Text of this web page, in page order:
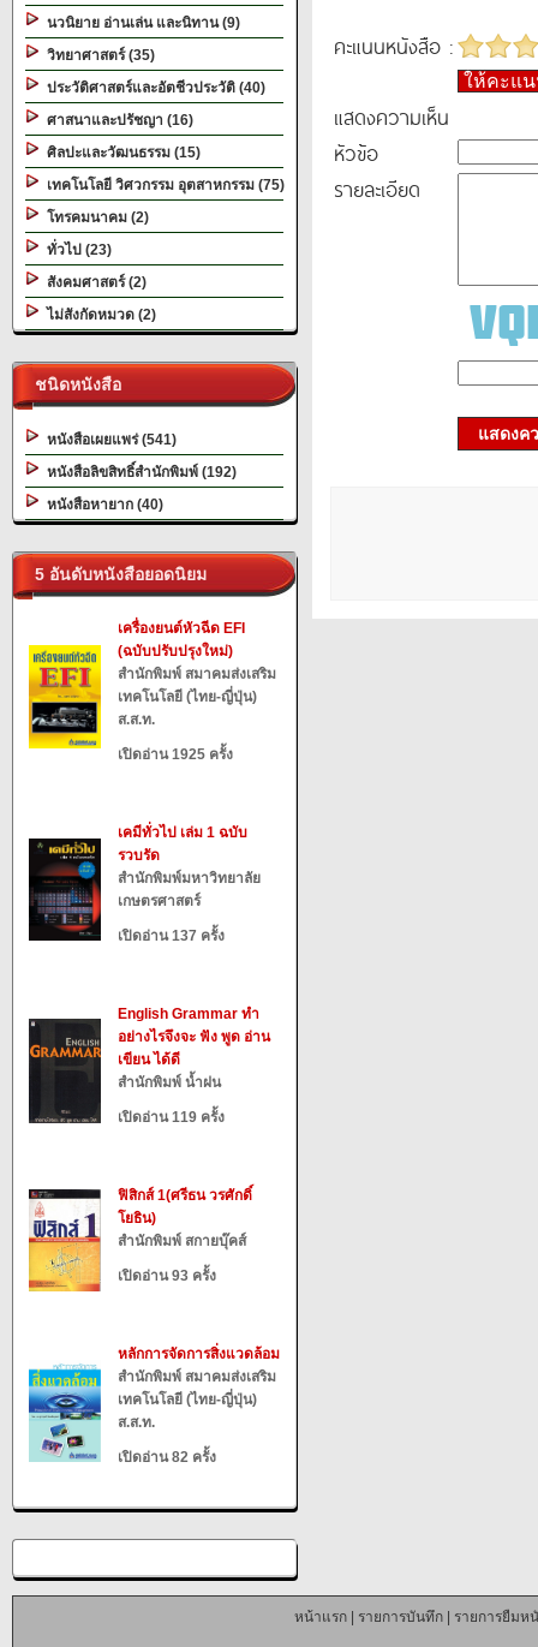
นวนิยาย อ่านเล่น และนิทาน (9)
วิทยาศาสตร์ (35)
ประวัติศาสตร์และอัตชีวประวัติ (40)
ศาสนาและปรัชญา (16)
ศิลปะและวัฒนธรรม (15)
เทคโนโลยี วิศวกรรม อุตสาหกรรม (75)
โทรคมนาคม (2)
ทั่วไป (23)
สังคมศาสตร์ (2)
ไม่สังกัดหมวด (2)
ชนิดหนังสือ
หนังสือเผยแพร่ (541)
หนังสือลิขสิทธิ์สำนักพิมพ์ (192)
หนังสือหายาก (40)
5 อันดับหนังสือยอดนิยม
เครื่องยนต์หัวฉีด EFI
(ฉบับปรับปรุงใหม่)
สำนักพิมพ์ สมาคมส่งเสริม
เทคโนโลยี (ไทย-ญี่ปุ่น)
ส.ส.ท.
เปิดอ่าน 1925 ครั้ง
เคมีทั่วไป เล่ม 1 ฉบับ
รวบรัด
สำนักพิมพ์มหาวิทยาลัย
เกษตรศาสตร์
เปิดอ่าน 137 ครั้ง
English Grammar ทำ
อย่างไรจึงจะ ฟัง พูด อ่าน
เขียน ได้ดี
สำนักพิมพ์ น้ำฝน
เปิดอ่าน 119 ครั้ง
ฟิสิกส์ 1(ศรีธน วรศักดิ์
โยธิน)
สำนักพิมพ์ สกายบุ๊คส์
เปิดอ่าน 93 ครั้ง
หลักการจัดการสิ่งแวดล้อม
สำนักพิมพ์ สมาคมส่งเสริม
เทคโนโลยี (ไทย-ญี่ปุ่น)
ส.ส.ท.
เปิดอ่าน 82 ครั้ง
คะแนนหนังสือ :
ให้คะแ
แสดงความเห็น
หัวข้อ
รายละเอียด
แสดงค
หน้าแรก| รายการบันทึก| รายการยืมห